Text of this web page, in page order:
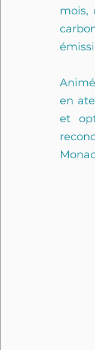
mois,
en
et